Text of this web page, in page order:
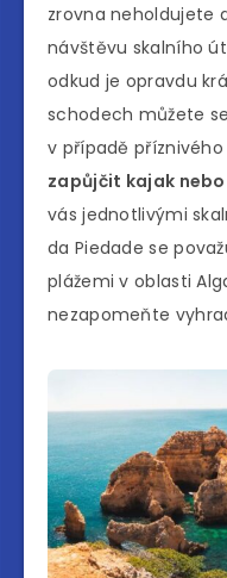
zrovna neholdujete
návštěvu skalního
odkud je opravdu
schodech můžete
v případě
zapůjčit kajak
vás jednotlivými
da Piedade se
plážemi v oblasti
nezapomeňte